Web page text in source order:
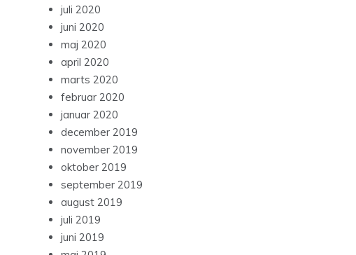
juli 2020
juni 2020
maj 2020
april 2020
marts 2020
februar 2020
januar 2020
december 2019
november 2019
oktober 2019
september 2019
august 2019
juli 2019
juni 2019